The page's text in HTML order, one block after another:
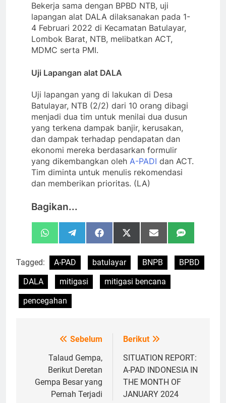
Bekerja sama dengan BPBD NTB, uji
lapangan alat DALA dilaksanakan pada 1-
4 Februari 2022 di Kecamatan Batulayar,
Lombok Barat, NTB, melibatkan ACT,
MDMC serta PMI.
Uji Lapangan alat DALA
Uji lapangan yang di lakukan di Desa
Batulayar, NTB (2/2) dari 10 orang dibagi
menjadi dua tim untuk menilai dua dusun
yang terkena dampak banjir, kerusakan,
dan dampak terhadap pendapatan dan
ekonomi mereka berdasarkan formulir
yang dikembangkan oleh A-PADI dan ACT.
Tim diminta untuk menulis rekomendasi
dan memberikan prioritas. (LA)
Bagikan...
Share
on
WhatsAppShare
on
TelegramShare
on
FacebookShare
on
X
(Twitter)
Share
on
Email Share
on
SMS
Tagged: A-PAD batulayar BNPB
BPBD
DALA
mitigasi
mitigasi bencana
pencegahan
NavigasiSebelum
Talaud Gempa,
Berikut Deretan
Gempa Besar yang
Pernah Terjadi
Berikut
SITUATION REPORT:
A-PAD INDONESIA IN
THE MONTH OF
JANUARY 2024